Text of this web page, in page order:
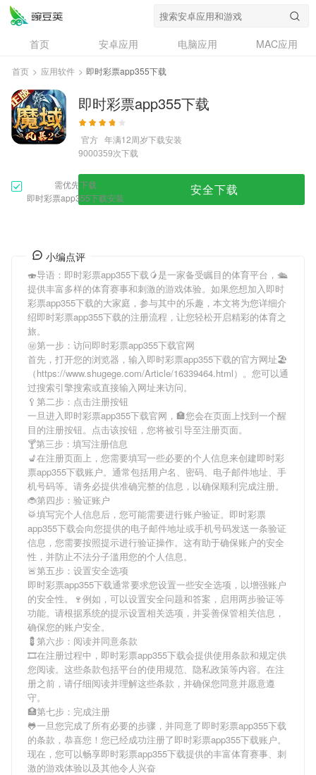
首页 安卓应用 电脑应用
MAC应用
资讯
专题
问答
首页 > 应用软件 > 即时彩票app355下载
即时彩票app355下载
官方 年满12周岁下载安装
9000359次下载
需优先下载
即时彩票app355下载安装
安全下载
小编点评
🍣导语： 即时彩票app355下载🥭是一家备受瞩目的体育平台，🛳
提供丰富多样的体育赛事和刺激的游戏体验。如果您想加入即时
彩票app355下载的大家庭，参与其中的乐趣，本文将为您详细介
绍即时彩票app355下载的注册流程，让您轻松开启精彩的体育之
旅。
㊙第一步：访问即时彩票app355下载官网
首先，打开您的浏览器，输入即时彩票app355下载的官方网址🏖
（https://www.shugege.com/Article/16339464.html）。您可以通
过搜索引擎搜索或直接输入网址来访问。
🥄第二步：点击注册按钮
一旦进入即时彩票app355下载官网，🏣您会在页面上找到一个醒
目的注册按钮。点击该按钮，您将被引导至注册页面。
🍸第三步：填写注册信息
💺在注册页面上，您需要填写一些必要的个人信息来创建即时彩
票app355下载账户。通常包括用户名、密码、电子邮件地址、手
机号码等。请务必提供准确完整的信息，以确保顺利完成注册。
🐞第四步：验证账户
🥁填写完个人信息后，您可能需要进行账户验证。 即时彩票
app355下载会向您提供的电子邮件地址或手机号码发送一条验证
信息，您需要按照提示进行验证操作。这有助于确保账户的安全
性，并防止不法分子滥用您的个人信息。
🚨第五步：设置安全选项
即时彩票app355下载通常要求您设置一些安全选项，以增强账户
的安全性。🍷例如，可以设置安全问题和答案，启用两步验证等
功能。请根据系统的提示设置相关选项，并妥善保管相关信息，
确保您的账户安全。
💈第六步：阅读并同意条款
🎞在注册过程中， 即时彩票app355下载会提供使用条款和规定供
您阅读。这些条款包括平台的使用规范、隐私政策等内容。在注
册之前，请仔细阅读并理解这些条款，并确保您同意并愿意遵
守。
🏥第七步：完成注册
🐸一旦您完成了所有必要的步骤，并同意了即时彩票app355下载
的条款，恭喜您！您已经成功注册了即时彩票app355下载账户。
现在，您可以畅享即时彩票app355下载提供的丰富体育赛事、刺
激的游戏体验以及其他令人兴奋